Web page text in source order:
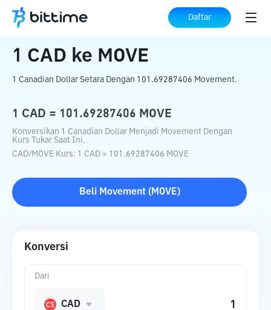
Daftar
Beranda Konverter Kripto ke MOVE
1 CAD ke MOVE
1 Canadian Dollar Setara Dengan 101.69287406 Movement.
1 CAD = 101.69287406 MOVE
Konversikan 1 Canadian Dollar Menjadi Movement Dengan
Kurs Tukar Saat Ini.
CAD/MOVE Kurs: 1 CAD = 101.69287406 MOVE
Beli Movement( MOVE)
Konversi
Dari
CAD